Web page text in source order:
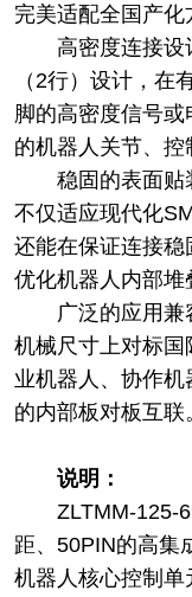
完美适配全国产化
高密度连接设
（2行）设计，在
脚的高密度信号
的机器人关节、控
稳固的表面贴
不仅适应现代化
还能在保证连接稳
优化机器人内部堆
广泛的应用兼
机械尺寸上对标国
业机器人、协作
的内部板对板互联
说明：
ZLTMM-125-
距、50PIN的高集
机器人核心控制单